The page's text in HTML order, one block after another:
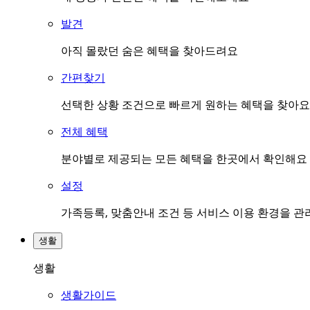
발견
아직 몰랐던 숨은 혜택을 찾아드려요
간편찾기
선택한 상황 조건으로 빠르게 원하는 혜택을 찾아요
전체 혜택
분야별로 제공되는 모든 혜택을 한곳에서 확인해요
설정
가족등록, 맞춤안내 조건 등 서비스 이용 환경을 관
생활
생활
생활가이드